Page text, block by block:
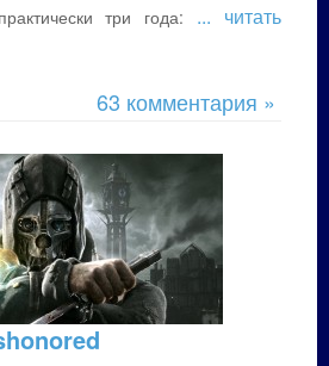
три года: ... читать
63 комментария »